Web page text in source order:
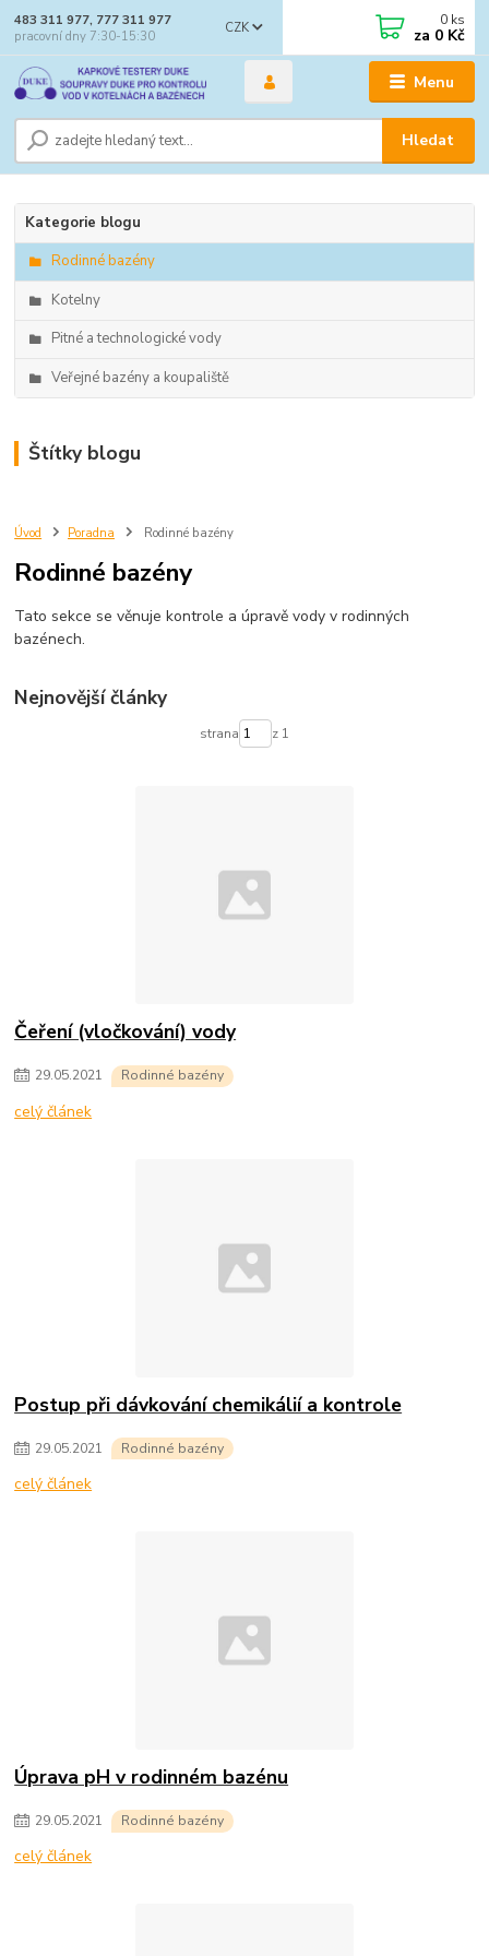
Menu
CZK
Hledat
483 311 977, 777 311 977
pracovní dny 7:30-15:30
0 ks
za 0 Kč
Kategorie blogu
Rodinné bazény
Kotelny
Pitné a technologické vody
Veřejné bazény a koupaliště
Štítky blogu
Úvod Poradna Rodinné bazény
Rodinné bazény
Tato sekce se věnuje kontrole a úpravě vody v rodinných
bazénech.
Nejnovější články
strana z 1
Čeření (vločkování) vody
29.05.2021 Rodinné bazény
celý článek
Postup při dávkování chemikálií a kontrole
29.05.2021 Rodinné bazény
celý článek
Úprava pH v rodinném bazénu
29.05.2021 Rodinné bazény
celý článek